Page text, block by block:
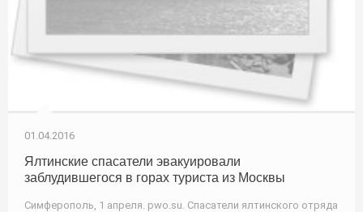
01.04.2016
Ялтинские спасатели эвакуировали
заблудившегося в горах туриста из Москвы
Симферополь, 1 апреля. pwo.su. Спасатели ялтинского отряда